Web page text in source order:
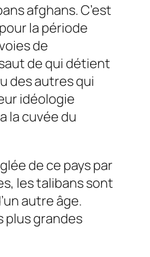
afghans. C’est
la période
de
de qui détient
des autres qui
idéologie
la cuvée du
de ce pays par
les talibans sont
autre âge.
plus grandes